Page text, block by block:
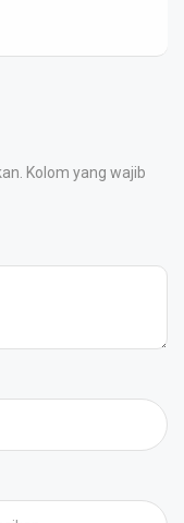
Kolom yang wajib